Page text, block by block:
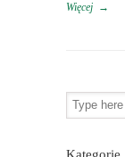
Więcej →